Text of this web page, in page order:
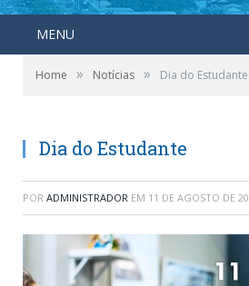
MENU
Home » Notícias » Dia do Estudante
Dia do Estudante
POR ADMINISTRADOR EM 11 DE AGOSTO DE